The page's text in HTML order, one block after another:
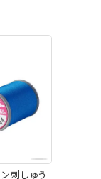
刺しゅう